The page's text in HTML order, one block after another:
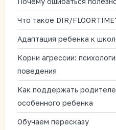
Что такое DIR/
Адаптация ребенка к
Корни агрессии:
поведения
Как поддержать
особенного ребенка
Обучаем пересказу